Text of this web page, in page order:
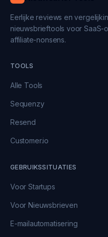
Eerlijke reviews en
nieuwsbrieftools voor SaaS-
affiliate-nonsens.
TOOLS
Alle Tools
Sequenzy
Resend
Customer.io
GEBRUIKSSITUATIES
Voor Startups
Voor Nieuwsbrieven
E-mailautomatisering